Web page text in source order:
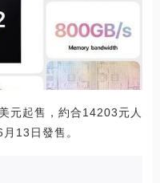
元起售，約合14203元人
13日發售。